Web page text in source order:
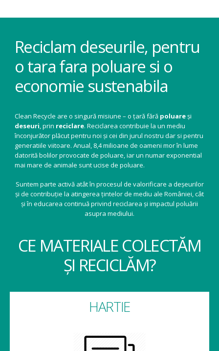
Reciclam deseurile, pentru
o tara fara poluare si o
economie sustenabila
Clean Recycle are o singură misiune – o țară fără poluareși
deseuri, prin reciclare. Reciclarea contribuie la un mediu
înconjurător plăcut pentru noi și cei din jurul nostru dar si pentru
generatiile viitoare. Anual, 8,4 milioane de oameni mor în lume
datorită bolilor provocate de poluare, iar un numar exponential
mai mare de animale sunt ucise de poluare.
Suntem parte activă atât în procesul de valorificare a deșeurilor
și de contribuție la atingerea țintelor de mediu ale României, cât
și în educarea continuă privind reciclarea și impactul poluării
asupra mediului.
CE MATERIALE COLECTĂM
ȘI RECICLĂM?
HARTIE